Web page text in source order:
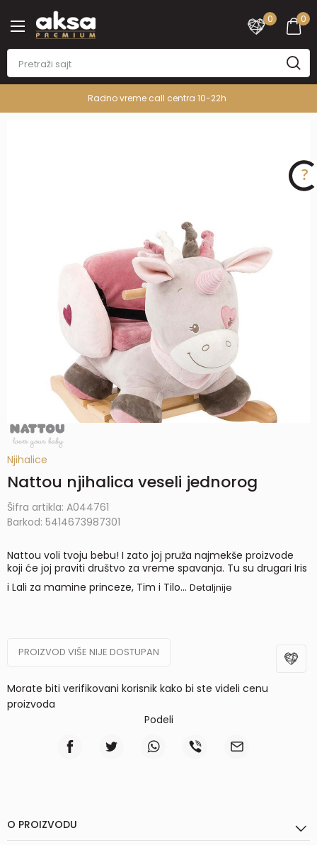
0
0
Radno vreme call centra 10-22h
Njihalice
Nattou njihalica veseli jednorog
Šifra artikla: A044761
Barkod: 5414673987301
Nattou voli tvoju bebu! I zato joj pruža najmekše proizvode
koji će joj praviti društvo za vreme spavanja. Tu su drugari Iris
i Lali za mamine princeze, Tim i Tilo... Detaljnije
PROIZVOD VIŠE NIJE DOSTUPAN
Morate biti verifikovani korisnik kako bi ste videli cenu
proizvoda
Podeli
O PROIZVODU